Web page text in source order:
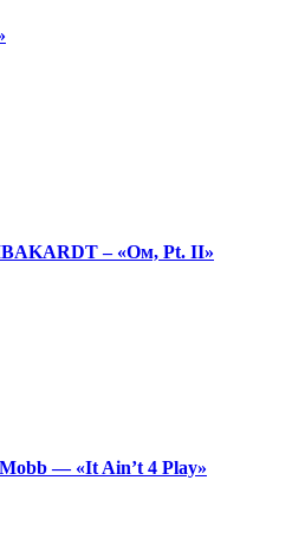
– «Ом, Pt. II»
— «It Ain’t 4 Play»